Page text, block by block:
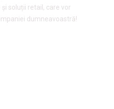
soluții retail, care vor
dumneavoastră!